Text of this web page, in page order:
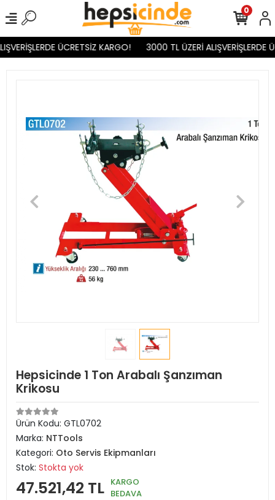
ÜCRETSİZ KARGO! 3000 TL ÜZERİ ALIŞVERİŞLERDE
0
Hepsicinde 1 Ton Arabalı Şanzıman
Krikosu
Ürün Kodu: GTL0702
Marka: NTTools
Kategori: Oto Servis Ekipmanları
Stok: Stokta yok
47.521,42 TL KARGO
BEDAVA